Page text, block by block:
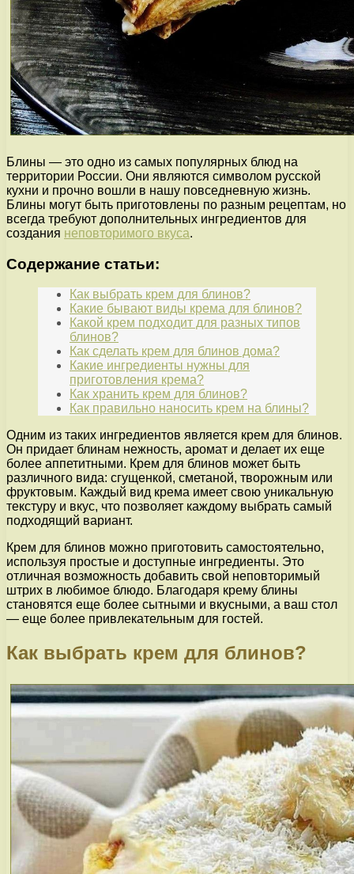
Блины — это одно из самых популярных блюд на
территории России. Они являются символом русской
кухни и прочно вошли в нашу повседневную жизнь.
Блины могут быть приготовлены по разным рецептам, но
всегда требуют дополнительных ингредиентов для
создания неповторимого вкуса.
Содержание статьи:
Как выбрать крем для блинов?
Какие бывают виды крема для блинов?
Какой крем подходит для разных типов
блинов?
Как сделать крем для блинов дома?
Какие ингредиенты нужны для
приготовления крема?
Как хранить крем для блинов?
Как правильно наносить крем на блины?
Одним из таких ингредиентов является крем для блинов.
Он придает блинам нежность, аромат и делает их еще
более аппетитными. Крем для блинов может быть
различного вида: сгущенкой, сметаной, творожным или
фруктовым. Каждый вид крема имеет свою уникальную
текстуру и вкус, что позволяет каждому выбрать самый
подходящий вариант.
Крем для блинов можно приготовить самостоятельно,
используя простые и доступные ингредиенты. Это
отличная возможность добавить свой неповторимый
штрих в любимое блюдо. Благодаря крему блины
становятся еще более сытными и вкусными, а ваш стол
— еще более привлекательным для гостей.
Как выбрать крем для блинов?